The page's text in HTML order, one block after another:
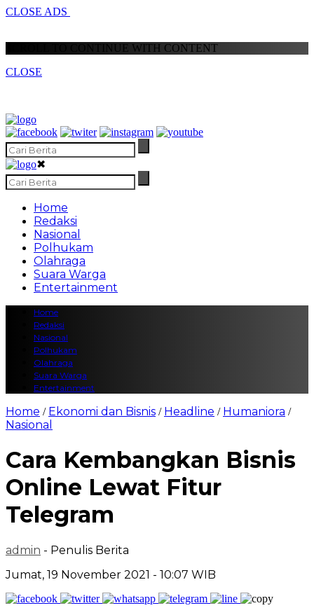
CLOSE ADS
SCROLL TO CONTINUE WITH CONTENT
CLOSE
✖
Home
Redaksi
Nasional
Polhukam
Olahraga
Suara Warga
Entertainment
Home
Redaksi
Nasional
Polhukam
Olahraga
Suara Warga
Entertainment
Home / Ekonomi dan Bisnis / Headline / Humaniora /
Nasional
Cara Kembangkan Bisnis
Online Lewat Fitur
Telegram
admin - Penulis Berita
Jumat, 19 November 2021 - 10:07 WIB